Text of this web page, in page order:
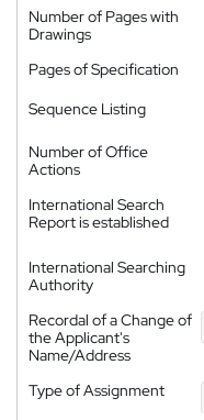
Number of Pages with
Drawings
Pages of Specification
Sequence Listing
Number of Office
Actions
International Search
Report is established
International Searching
Authority
Recordal of a Change of
the Applicant's
Name/Address
Type of Assignment